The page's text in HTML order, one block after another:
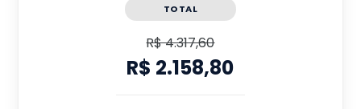
TOTAL
R$ 4.317,60
R$ 2.158,80